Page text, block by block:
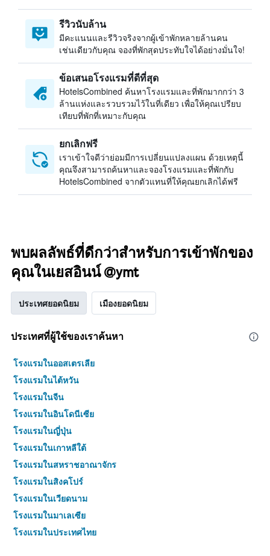
รีวิวนับล้าน
มีคะแนนและรีวิวจริงจากผู้เข้าพักหลายล้านคน
เช่นเดียวกับคุณ จองที่พักสุดประทับใจได้อย่างมั่นใจ!
ข้อเสนอโรงแรมที่ดีที่สุด
HotelsCombined ค้นหาโรงแรมและที่พักมากกว่า 3
ล้านแห่งและรวบรวมไว้ในที่เดียว เพื่อให้คุณเปรียบ
เทียบที่พักที่เหมาะกับคุณ
ยกเลิกฟรี
เราเข้าใจดีว่าย่อมมีการเปลี่ยนแปลงแผน ด้วยเหตุนี้
คุณจึงสามารถค้นหาและจองโรงแรมและที่พักกับ
HotelsCombined จากตัวแทนที่ให้คุณยกเลิกได้ฟรี
พบผลลัพธ์ที่ดีกว่าสำหรับการเข้าพักของ
คุณในเยสอินน์ @ymt
ประเทศยอดนิยม เมืองยอดนิยม
ประเทศที่ผู้ใช้ของเราค้นหา
โรงแรมในออสเตรเลีย
โรงแรมในไต้หวัน
โรงแรมในจีน
โรงแรมในอินโดนีเซีย
โรงแรมในญี่ปุ่น
โรงแรมในเกาหลีใต้
โรงแรมในสหราชอาณาจักร
โรงแรมในสิงคโปร์
โรงแรมในเวียดนาม
โรงแรมในมาเลเซีย
โรงแรมในประเทศไทย